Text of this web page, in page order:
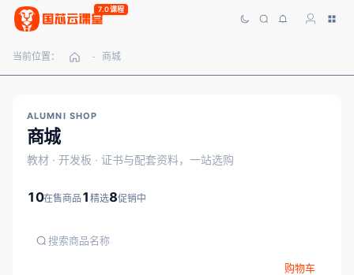
7.0课程
当前位置： - 商城
ALUMNI SHOP
商城
教材 · 开发板 · 证书与配套资料，一站选购
10在售商品 1精选8促销中
购物车